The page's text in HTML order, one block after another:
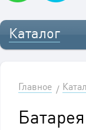
Каталог
Главное